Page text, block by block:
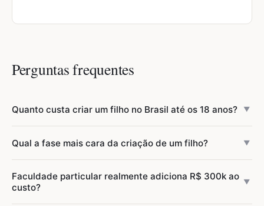
Perguntas frequentes
Quanto custa criar um filho no Brasil até os 18 anos? ▼
pública, SUS), o custo fica entre R$ 250-350 mil (R$ 1.200-
1.600/mês). Na classe média (escola particular + plano de
saúde), entre R$ 600-800 mil (R$ 2.800-3.700/mês). Na
classe alta (escola internacional), pode passar de R$ 1,2-2
Qual a fase mais cara da criação de um filho? ▼
mensais (~R$ 4.500/mês em classe média), combinando
Faculdade particular realmente adiciona R$ 300k ao
custo?
▼